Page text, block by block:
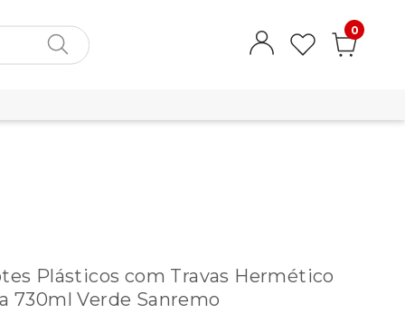
0
Plásticos com Travas Hermético
730ml Verde Sanremo